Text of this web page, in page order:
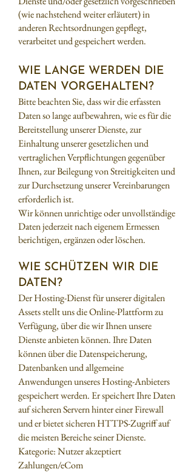
(wie nachstehend weiter erläutert) in
anderen Rechtsordnungen gepflegt,
verarbeitet und gespeichert werden.
WIE LANGE WERDEN DIE
DATEN VORGEHALTEN?
Bitte beachten Sie, dass wir die erfassten
Daten so lange aufbewahren, wie es für die
Bereitstellung unserer Dienste, zur
Einhaltung unserer gesetzlichen und
vertraglichen Verpflichtungen gegenüber
Ihnen, zur Beilegung von Streitigkeiten und
zur Durchsetzung unserer Vereinbarungen
erforderlich ist.
Wir können unrichtige oder unvollständige
Daten jederzeit nach eigenem Ermessen
berichtigen, ergänzen oder löschen.
WIE SCHÜTZEN WIR DIE
DATEN?
Der Hosting-Dienst für unserer digitalen
Assets stellt uns die Online-Plattform zu
Verfügung, über die wir Ihnen unsere
Dienste anbieten können. Ihre Daten
können über die Datenspeicherung,
Datenbanken und allgemeine
Anwendungen unseres Hosting-Anbieters
gespeichert werden. Er speichert Ihre Daten
auf sicheren Servern hinter einer Firewall
und er bietet sicheren HTTPS-Zugriff auf
die meisten Bereiche seiner Dienste.
Kategorie: Nutzer akzeptiert
Zahlungen/eCom